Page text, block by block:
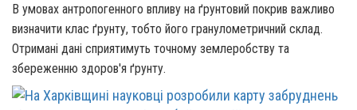
В умовах антропогенного впливу на ґрунтовий покрив важливо
визначити клас ґрунту, тобто його гранулометричний склад.
Отримані дані сприятимуть точному землеробству та
збереженню здоров'я ґрунту.